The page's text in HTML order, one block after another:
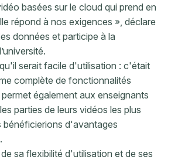
basées sur le cloud qui prend en
répond à nos exigences », déclare
données et participe à la
serait facile d'utilisation : c'était
complète de fonctionnalités
également aux enseignants
parties de leurs vidéos les plus
d'avantages
sa flexibilité d'utilisation et de ses